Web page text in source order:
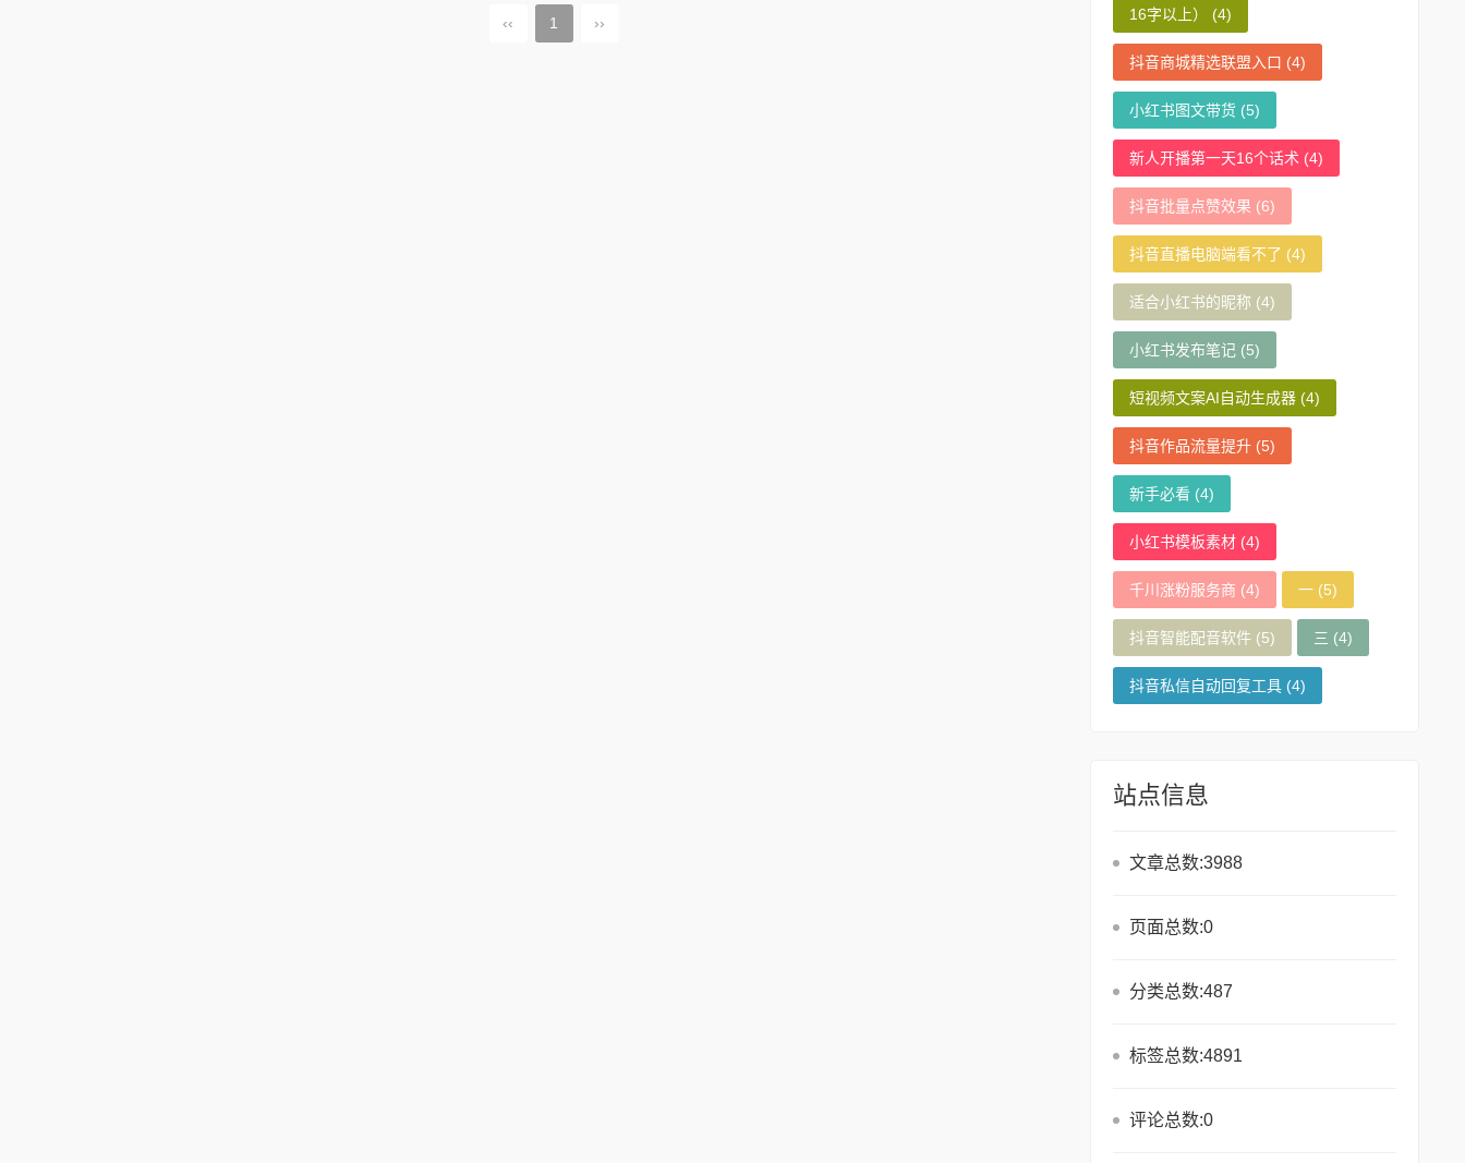
‹‹ 1 ›› 16字以上） (4)
抖音商城精选联盟入口 (4)
小红书图文带货(5)
新人开播第一天16个话术(4)
抖音批量点赞效果 (6)
抖音直播电脑端看不了 (4)
适合小红书的昵称 (4)
小红书发布笔记(5)
短视频文案AI自动生成器(4)
抖音作品流量提升(5)
新手必看(4)
小红书模板素材(4)
千川涨粉服务商 (4) 一(5)
抖音智能配音软件(5) 三 (4)
抖音私信自动回复工具(4)
站点信息
文章总数:3988
页面总数:0
分类总数:487
标签总数:4891
评论总数:0